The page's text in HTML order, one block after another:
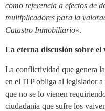
como referencia a efectos de
multiplicadores para la
Catastro Inmobiliario«.
La eterna discusión sobre el
La conflictividad que genera
en el ITP obliga al legislador
que no se lo vienen
ciudadanía que sufre los